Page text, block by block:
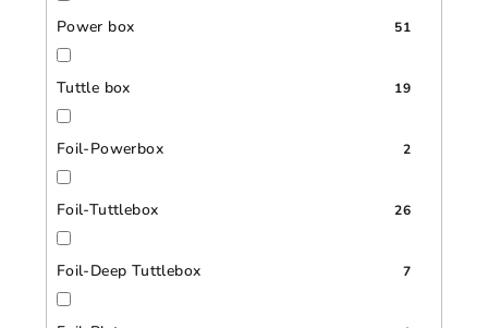
Power box 51
Tuttle box 19
Foil-Powerbox 2
Foil-Tuttlebox 26
Foil-Deep Tuttlebox 7